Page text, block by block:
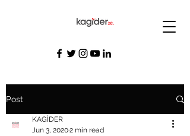
Post
KAGİDER
Jun 3, 20202 min read